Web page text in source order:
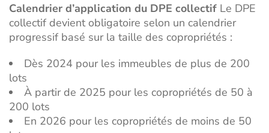
Calendrier d’application du DPE collectif Le DPE
collectif devient obligatoire selon un calendrier
progressif basé sur la taille des copropriétés :
Dès 2024 pour les immeubles de plus de 200
lots
À partir de 2025 pour les copropriétés de 50 à
200 lots
En 2026 pour les copropriétés de moins de 50